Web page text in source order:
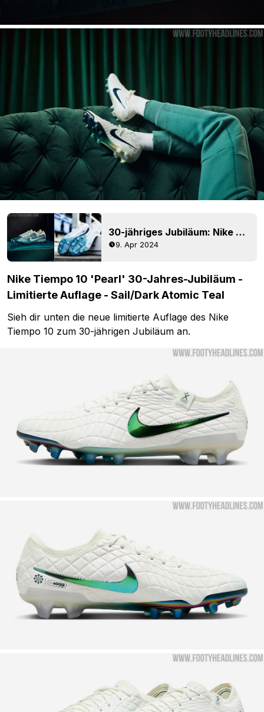
30-jähriges Jubiläum: Nike Tiempo 10 "Emerald" Fußballschuhe veröffentlicht
9. Apr 2024
Nike Tiempo 10 'Pearl' 30-Jahres-Jubiläum -
Limitierte Auflage - Sail/Dark Atomic Teal
Sieh dir unten die neue limitierte Auflage des Nike
Tiempo 10 zum 30-jährigen Jubiläum an.